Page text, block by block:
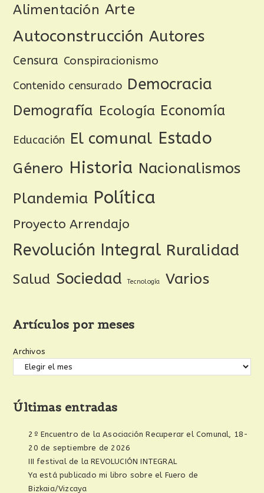
Alimentación Arte
Autoconstrucción Autores
Censura Conspiracionismo
Contenido censurado Democracia
Demografía Ecología Economía
Educación El comunal Estado
Género Historia Nacionalismos
Plandemia Política
Proyecto Arrendajo
Revolución Integral Ruralidad
Salud Sociedad Tecnología Varios
Artículos por meses
Archivos
Últimas entradas
2º Encuentro de la Asociación Recuperar el Comunal, 18-
20 de septiembre de 2026
III festival de la REVOLUCIÓN INTEGRAL
Ya está publicado mi libro sobre el Fuero de
Bizkaia/Vizcaya